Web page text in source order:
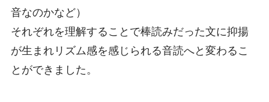
音なのかなど）
それぞれを理解することで棒読みだった文に抑揚
が生まれリズム感を感じられる音読へと変わるこ
とができました。